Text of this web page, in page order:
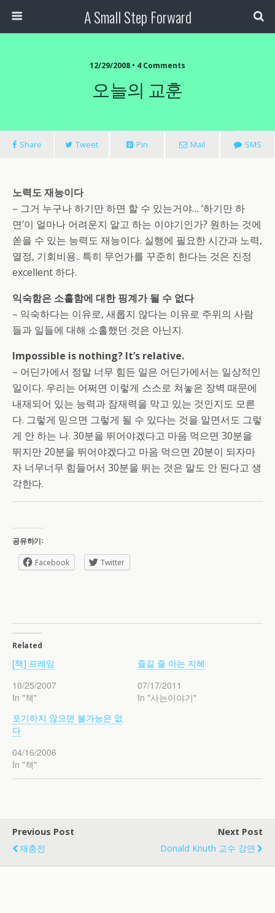
A Small Step Forward
12/29/2008 • 4 Comments
오늘의 교훈
Share Tweet Pin Mail SMS
노력도 재능이다
– 그거 누구나 하기만 하면 할 수 있는거야… ‘하기만 하
면’이 얼마나 어려운지 알고 하는 이야기인가? 원하는 것에
쏟을 수 있는 능력도 재능이다. 실행에 필요한 시간과 노력,
열정, 기회비용.. 특히 무언가를 꾸준히 한다는 것은 진정
excellent 하다.
익숙함은 소홀함에 대한 핑계가 될 수 없다
– 익숙하다는 이유로, 새롭지 않다는 이유로 주위의 사람
들과 일들에 대해 소홀했던 것은 아닌지.
Impossible is nothing? It’s relative.
– 어딘가에서 정말 너무 힘든 일은 어딘가에서는 일상적인
일이다. 우리는 어쩌면 이렇게 스스로 쳐놓은 장벽 때문에
내재되어 있는 능력과 잠재력을 막고 있는 것인지도 모른
다. 그렇게 믿으면 그렇게 될 수 있다는 것을 알면서도 그렇
게 안 하는 나. 30분을 뛰어야겠다고 마음 먹으면 30분을
뛰지만 20분을 뛰어야겠다고 마음 먹으면 20분이 되자마
자 너무너무 힘들어서 30분을 뛰는 것은 말도 안 된다고 생
각한다.
공유하기:
Facebook Twitter
Related
[책] 프레임
10/25/2007
In "책"
즐길 줄 아는 지혜
07/17/2011
In "사는이야기"
포기하지 않으면 불가능은 없
다
04/16/2006
In "책"
Previous Post
재충전
Next Post
Donald Knuth 교수 강연